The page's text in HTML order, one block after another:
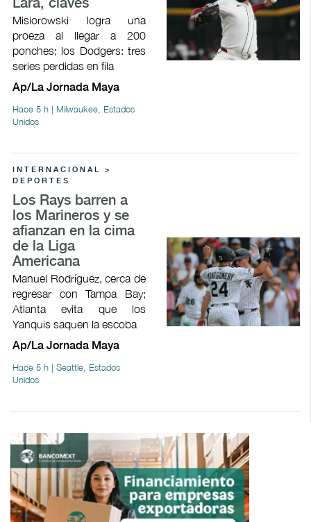
Lara, claves
Misiorowski logra una
proeza al llegar a 200
ponches; los Dodgers: tres
series perdidas en fila
Ap/La Jornada Maya
Hace 5 h | Milwaukee, Estados
Unidos
INTERNACIONAL >
DEPORTES
Los Rays barren a
los Marineros y se
afianzan en la cima
de la Liga
Americana
Manuel Rodríguez, cerca de
regresar con Tampa Bay;
Atlanta evita que los
Yanquis saquen la escoba
Ap/La Jornada Maya
Hace 5 h | Seattle, Estados
Unidos